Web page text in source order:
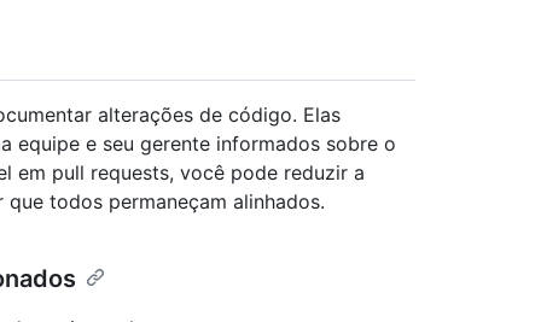
alterações de código. Elas
equipe e seu gerente informados sobre o
em pull requests, você pode reduzir a
todos permaneçam alinhados.